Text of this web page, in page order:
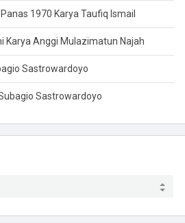
1970 Karya Taufiq Ismail
Karya Anggi Mulazimatun Najah
Sastrowardoyo
Sastrowardoyo